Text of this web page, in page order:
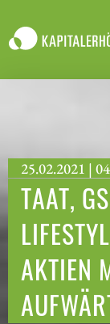
25.02.2021 |
TAAT,
AKTIEN